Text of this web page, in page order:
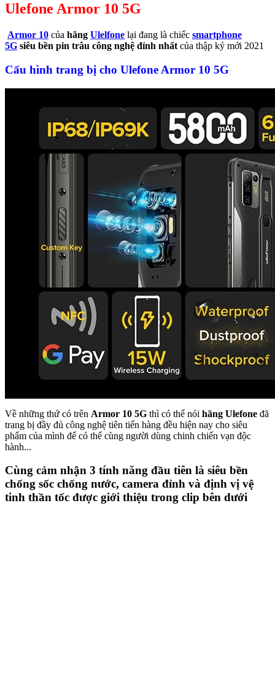
Ulefone Armor 10 5G
Armor 10 của hãng Ulelfone lại đang là chiếc smartphone
5G siêu bền pin trâu công nghệ đỉnh nhất của thập kỷ mới 2021
Cấu hình trang bị cho Ulefone Armor 10 5G
Về những thứ có trên Armor 10 5G thì có thể nói hãng Ulefone đã
trang bị đầy đủ công nghệ tiên tiến hàng đều hiện nay cho siêu
phẩm của mình để có thể cùng người dùng chinh chiến vạn độc
hành...
Cùng cảm nhận 3 tính năng đầu tiên là siêu bền
chống sốc chống nước, camera đỉnh và định vị vệ
tinh thần tốc được giới thiệu trong clip bên dưới